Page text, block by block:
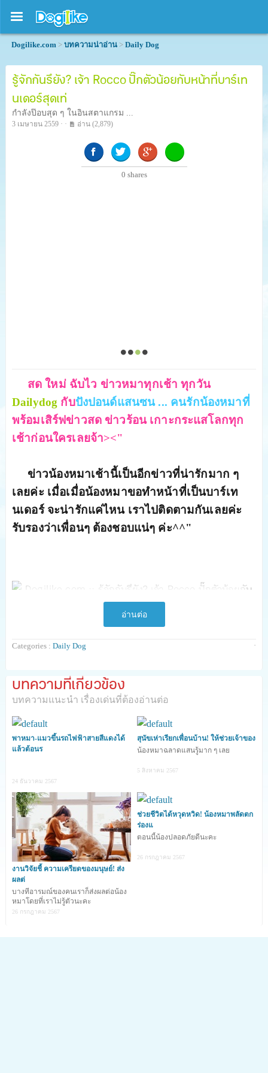
Dogilike.com > บทความน่าอ่าน > Daily Dog
รู้จักกันรึยัง? เจ้า Rocco ปั๊กตัวน้อยกับหน้าที่บาร์เท
นเดอร์สุดเท่
กำลังป๊อบสุด ๆ ในอินสตาแกรม ...
3 เมษายน 2559 · · อ่าน (2,879)
0 shares
สด ใหม่ ฉับไว ข่าวหมาทุกเช้า ทุกวัน
Dailydog กับปังปอนด์แสนซน ... คนรักน้องหมาที่
พร้อมเสิร์ฟข่าวสด ข่าวร้อน เกาะกระแสโลกทุก
เช้าก่อนใครเลยจ้า><"
ข่าวน้องหมาเช้านี้เป็นอีกข่าวที่น่ารักมาก ๆ
เลยค่ะ เมื่อเมื่อน้องหมาขอทำหน้าที่เป็นบาร์เท
นเดอร์ จะน่ารักแค่ไหน เราไปติดตามกันเลยค่ะ
รับรองว่าเพื่อนๆ ต้องชอบแน่ๆ ค่ะ^^"
เจ้า Rocco สุนัขสายพันธุ์ปั๊กฉลาดแสนรู้ตัวนี้ กลายเป็นน้อง
เป็นเพียงแค่สัตว์เลี้ยงธรรมดาทั่วไปเท่านั้น แต่มันขอขยับ
ตำแหน่งมาเป็นบาร์เทนเดอร์ที่ขโมยหัวใจของชาวออนไลน์
และได้รับฉายาว่า Pugtender ซึ่งในตอนนี้ผู้ติดตาม
Rocco ในอินสตาแกรมที่ใช้ชื่อว่า roccothepug แล้วกว่า
เมื่อ 8 ปีที่แล้ว เจ้า Rocco ได้ถูกรับเลี้ยงเอา
สาวผู้รักสัตว์ ซึ่งเจ้า
Rocco ก็ได้กลายมาเป็นสุนัขตัวโปรดและ
เริ่มฉายแววว่า มันอยากที่จะเป็นบาร์เทนเดอร์ หลังจากที่ช
เอาตัวเองเข้ามาอยู่ในเฟรมภาพถ่ายในขณะที่ Lily หญิงผู้เป็น
เจ้าของกำลังถ่ายภาพเครื่องดื่มของเธอให้กับแฟนหนุ่มดู เธอ
จึงได้เกิดความคิดและถ่ายภาพของมันอัพขึ้นบนอินสตาแกรม
จนทำให้ทุกวันนี้เจ้า Rocco ได้กลายเป็นขวัญใจของชาว
ออนไลน์เป็นจำนวนมาก
อ่านต่อ
Categories : Daily Dog ·
บทความที่เกี่ยวข้อง
บทความแนะนำ เรื่องเด่นที่ต้องอ่านต่อ
พาหมา-แมวขึ้นรถไฟฟ้าสายสีแดงได้
แล้วต้อนร
24 ธันวาคม 2567
สุนัขเห่าเรียกเพื่อนบ้าน! ให้ช่วยเจ้าของ
น้องหมาฉลาดแสนรู้มาก ๆ เลย
5 สิงหาคม 2567
งานวิจัยชี้ ความเครียดของมนุษย์! ส่ง
ผลต่
บางทีอารมณ์ของคนเราก็ส่งผลต่อน้อง
หมาโดยที่เราไม่รู้ตัวนะคะ
26 กรกฎาคม 2567
ช่วยชีวิตได้หวุดหวิด! น้องหมาพลัดตก
ร่องแ
ตอนนี้น้องปลอดภัยดีนะคะ
26 กรกฎาคม 2567